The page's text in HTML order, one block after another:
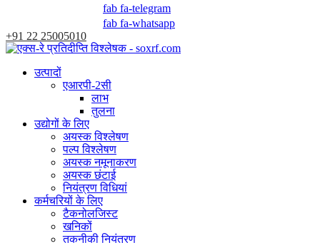
fab fa-telegram
fab fa-whatsapp
+91 22 25005010
उत्पादों
एआरपी-2सी
लाभ
तुलना
उद्योगों के लिए
अयस्क विश्लेषण
पल्प विश्लेषण
अयस्क नमूनाकरण
अयस्क छंटाई
नियंत्रण विधियां
कर्मचरियों के लिए
टैकनोलजिस्ट
खनिकों
तकनीकी नियंत्रण